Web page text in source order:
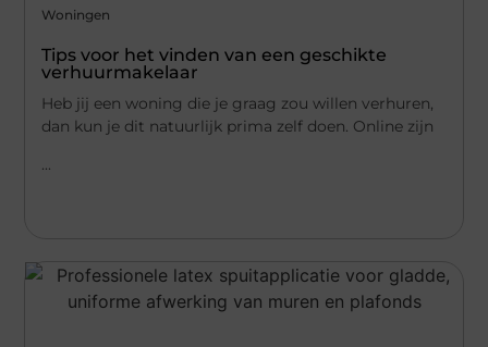
Woningen
Tips voor het vinden van een geschikte
verhuurmakelaar
Heb jij een woning die je graag zou willen verhuren,
dan kun je dit natuurlijk prima zelf doen. Online zijn
...